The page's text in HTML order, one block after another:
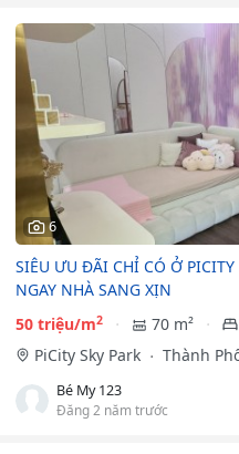
6
SIÊU ƯU ĐÃI CHỈ CÓ Ở
NGAY NHÀ SANG XỊN
50 triệu/m2 70 m²
PiCity Sky Park
Thành
Bé My 123
Đăng 2 năm trước